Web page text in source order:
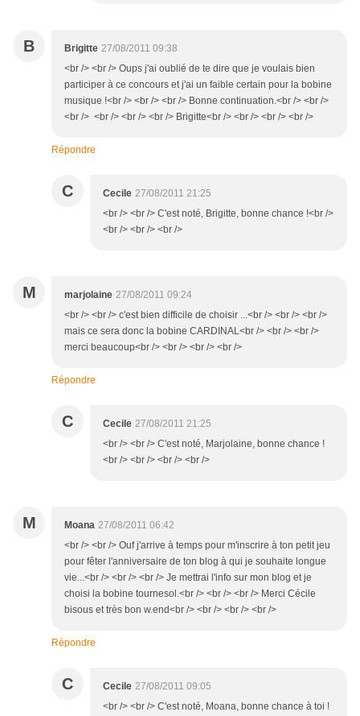
B Brigitte 27/08/2011 09:38
<br /> <br /> Oups j'ai oublié de te dire que je voulais bien
participer à ce concours et j'ai un faible certain pour la bobine
musique !<br /> <br /> <br /> Bonne continuation.<br /> <br />
<br /> <br /> <br /> <br /> Brigitte<br /> <br /> <br /> <br />
Répondre
C Cecile 27/08/2011 21:25
<br /> <br /> C'est noté, Brigitte, bonne chance !<br />
<br /> <br /> <br />
M marjolaine 27/08/2011 09:24
<br /> <br /> c'est bien difficile de choisir ...<br /> <br /> <br />
mais ce sera donc la bobine CARDINAL<br /> <br /> <br />
merci beaucoup<br /> <br /> <br /> <br />
Répondre
C Cecile 27/08/2011 21:25
<br /> <br /> C'est noté, Marjolaine, bonne chance !
<br /> <br /> <br /> <br />
M Moana 27/08/2011 06:42
<br /> <br /> Ouf j'arrive à temps pour m'inscrire à ton petit jeu
pour fêter l'anniversaire de ton blog à qui je souhaite longue
vie...<br /> <br /> <br /> Je mettrai l'info sur mon blog et je
choisi la bobine tournesol.<br /> <br /> <br /> Merci Cécile
bisous et très bon w.end<br /> <br /> <br /> <br />
Répondre
C Cecile 27/08/2011 09:05
<br /> <br /> C'est noté, Moana, bonne chance à toi !